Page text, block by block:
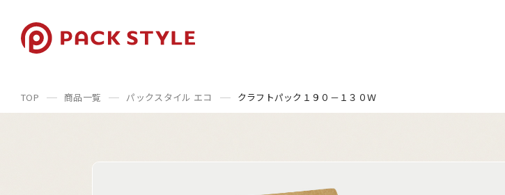
TOP 商品一覧 パックスタイル エコ クラフトパック１９０－１３０Ｗ